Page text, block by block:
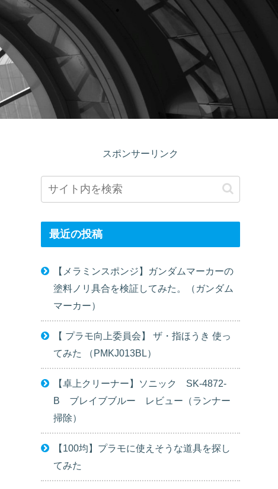
スポンサーリンク
最近の投稿
【メラミンスポンジ】ガンダムマーカーの
塗料ノリ具合を検証してみた。（ガンダム
マーカー）
【 プラモ向上委員会】 ザ・指ほうき 使っ
てみた （PMKJ013BL）
【卓上クリーナー】ソニック SK-4872-
B ブレイブブルー レビュー（ランナー
掃除）
【100均】プラモに使えそうな道具を探し
てみた